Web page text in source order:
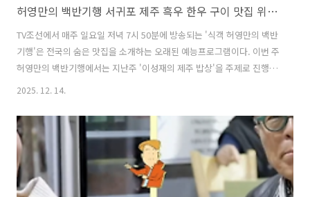
허영만의 백반기행 서귀포 제주 흑우 한우 구이 맛집 위치 및 여행팁
TV조선에서 매주 일요일 저녁 7시 50분에 방송되는 '식객 허영만의 백반
기행'은 전국의 숨은 맛집을 소개하는 오래된 예능프로그램이다. 이번 주
허영만의 백반기행에서는 지난주 '이성재의 제주 밥상'을 주제로 진행된
편에 이어 계속해서 제주도 서귀포의 숨은 맛집을 찾아 나섰다. 이번 주
라는 주제로 서귀포 앞바다의 아름다운 경치와 함께 서귀포의 숨은 맛집
이 소개되었다. 이번 글에서는 허영만의 백반기행 제주도 편에서 '진서연
의 서귀포 밥상' 편에서 소개된 맛집 중 흑우 구이 맛집에 대해 자세히 알
아본다. 1. 허영만의 백반기행 서귀포 제주 흑우 구이 맛집은 어디?허영
만의 백반기행 제주도 2편 '진서연의 서귀포 밥상' 편에서 소개된 제주..
2025. 12. 14.